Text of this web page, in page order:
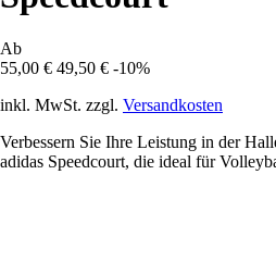
Ab
55,00 € 49,50 € -10%
inkl. MwSt. zzgl. Versandkosten
Verbessern Sie Ihre Leistung in der
adidas Speedcourt, die ideal für